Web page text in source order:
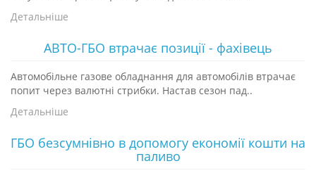
Детальніше
АВТО-ГБО втрачає позиції - фахівець
Автомобільне газове обладнання для автомобілів втрачає
попит через валютні стрибки. Настав сезон пад..
Детальніше
ГБО безсумнівно в допомогу економії кошти на
паливо